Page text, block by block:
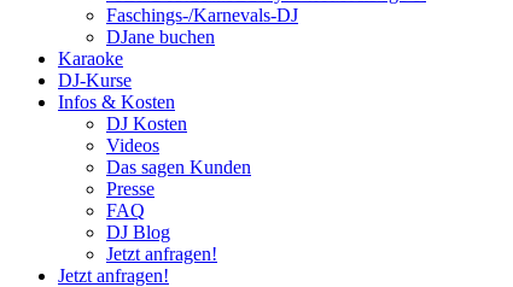
Faschings-/Karnevals-DJ
DJane buchen
Karaoke
DJ-Kurse
Infos & Kosten
DJ Kosten
Videos
Das sagen Kunden
Presse
FAQ
DJ Blog
Jetzt anfragen!
Jetzt anfragen!